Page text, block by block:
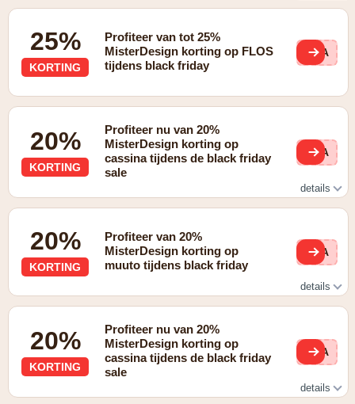
25%
KORTING
Profiteer van tot 25%
MisterDesign korting op FLOS
tijdens black friday
BLA
20%
KORTING
Profiteer nu van 20%
MisterDesign korting op
cassina tijdens de black friday
sale
BLA
details
20%
KORTING
Profiteer van 20%
MisterDesign korting op
muuto tijdens black friday
BLA
details
20%
KORTING
Profiteer nu van 20%
MisterDesign korting op
cassina tijdens de black friday
sale
BLA
details